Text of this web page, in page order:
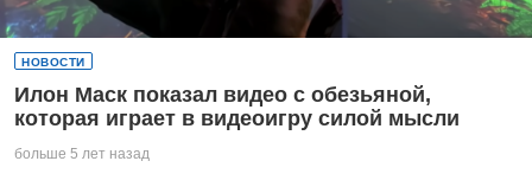
НОВОСТИ
Илон Маск показал видео с обезьяной,
которая играет в видеоигру силой мысли
больше 5 лет назад